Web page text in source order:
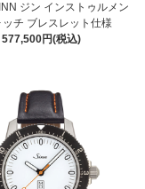
ジン インストゥルメン
ッチ ブレスレット仕様
577,500円(税込)